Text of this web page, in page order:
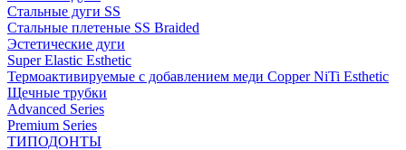
Стальные дуги SS
Стальные плетеные SS Braided
Эстетические дуги
Super Elastic Esthetic
Термоактивируемые с добавлением меди Copper NiTi Esthetic
Щечные трубки
Advanced Series
Premium Series
ТИПОДОНТЫ